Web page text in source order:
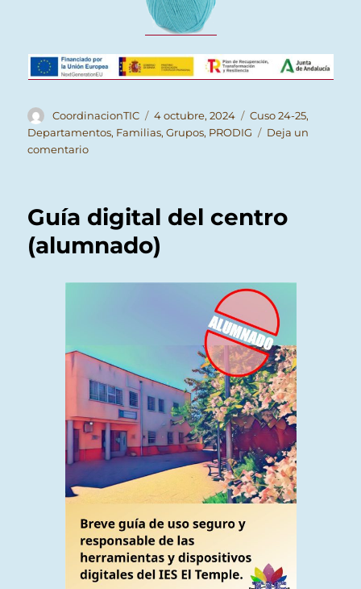
Autor
CoordinacionTIC
Publicado
el
4 octubre, 2024 Categorías
Cuso 24-25,
Departamentos, Familias,Grupos, PRODIG
Deja un
comentarioen
Claves
seguras
Guía digital del centro
(alumnado)